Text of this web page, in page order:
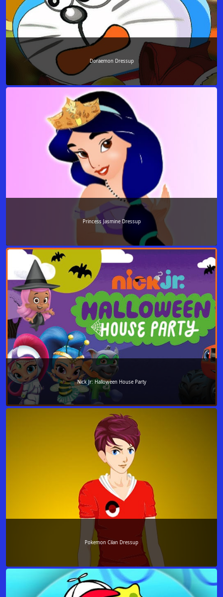
Doraemon Dressup
Princess Jasmine Dressup
Nick Jr: Halloween House Party
Pokemon Cilan Dressup